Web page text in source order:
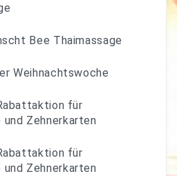
Bee Thaimassage
Weihnachtswoche
für
Zehnerkarten
für
Zehnerkarten